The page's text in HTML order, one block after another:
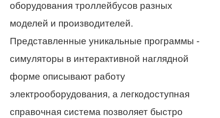
оборудования троллейбусов разных
моделей и производителей.
Представленные уникальные программы -
симуляторы в интерактивной наглядной
форме описывают работу
электрооборудования, а легкодоступная
справочная система позволяет быстро